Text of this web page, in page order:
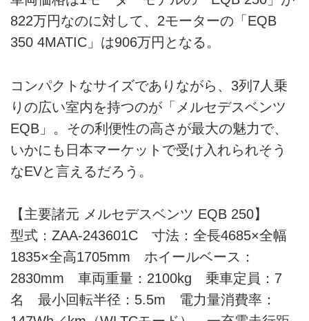
822万円なのに対して、2モーターの「EQB
350 4MATIC」は906万円となる。
コンパクトなサイズでありながら、3列7人乗
りの広い室内を持つのが「メルセデスベンツ
EQB」。その利便性の高さが最大の魅力で、
いかにも日本マーケットで受け入れられそう
なEVと言えるだろう。
【主要諸元 メルセデスベンツ EQB 250】
型式：ZAA-243601C 寸法：全長4685×全幅
1835×全高1705mm ホイールベース：
2830mm 車両重量：2100kg 乗車定員：7
名 最小回転半径：5.5m 電力量消費率：